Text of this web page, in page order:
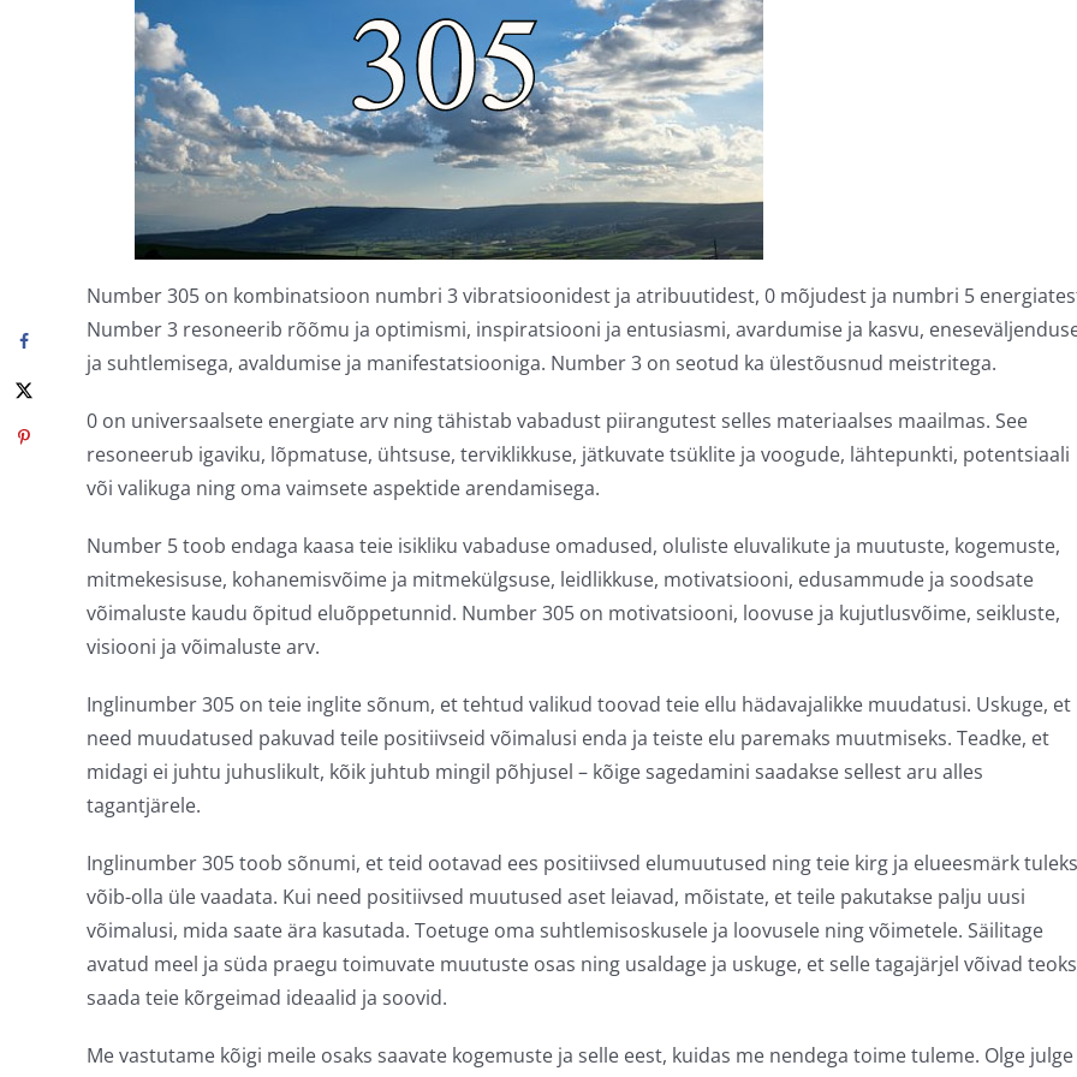
Number 305 on kombinatsioon numbri 3 vibratsioonidest ja atribuutidest, 0 mõjudest ja numbri 5
Number 3 resoneerib rõõmu ja optimismi, inspiratsiooni ja entusiasmi, avardumise ja kasvu,
ja suhtlemisega, avaldumise ja manifestatsiooniga. Number 3 on seotud ka ülestõusnud meistritega.
0 on universaalsete energiate arv ning tähistab vabadust piirangutest selles materiaalses maailmas. See
resoneerub igaviku, lõpmatuse, ühtsuse, terviklikkuse, jätkuvate tsüklite ja voogude, lähtepunkti, potentsiaali
või valikuga ning oma vaimsete aspektide arendamisega.
Number 5 toob endaga kaasa teie isikliku vabaduse omadused, oluliste eluvalikute ja muutuste, kogemuste,
mitmekesisuse, kohanemisvõime ja mitmekülgsuse, leidlikkuse, motivatsiooni, edusammude ja soodsate
võimaluste kaudu õpitud eluõppetunnid. Number 305 on motivatsiooni, loovuse ja kujutlusvõime, seikluste,
visiooni ja võimaluste arv.
Inglinumber 305 on teie inglite sõnum, et tehtud valikud toovad teie ellu hädavajalikke muudatusi. Uskuge, et
need muudatused pakuvad teile positiivseid võimalusi enda ja teiste elu paremaks muutmiseks. Teadke, et
midagi ei juhtu juhuslikult, kõik juhtub mingil põhjusel – kõige sagedamini saadakse sellest aru alles
tagantjärele.
Inglinumber 305 toob sõnumi, et teid ootavad ees positiivsed elumuutused ning teie kirg ja elueesmärk tuleks
võib-olla üle vaadata. Kui need positiivsed muutused aset leiavad, mõistate, et teile pakutakse palju uusi
võimalusi, mida saate ära kasutada. Toetuge oma suhtlemisoskusele ja loovusele ning võimetele. Säilitage
avatud meel ja süda praegu toimuvate muutuste osas ning usaldage ja uskuge, et selle tagajärjel võivad teoks
saada teie kõrgeimad ideaalid ja soovid.
Me vastutame kõigi meile osaks saavate kogemuste ja selle eest, kuidas me nendega toime tuleme. Olge julge